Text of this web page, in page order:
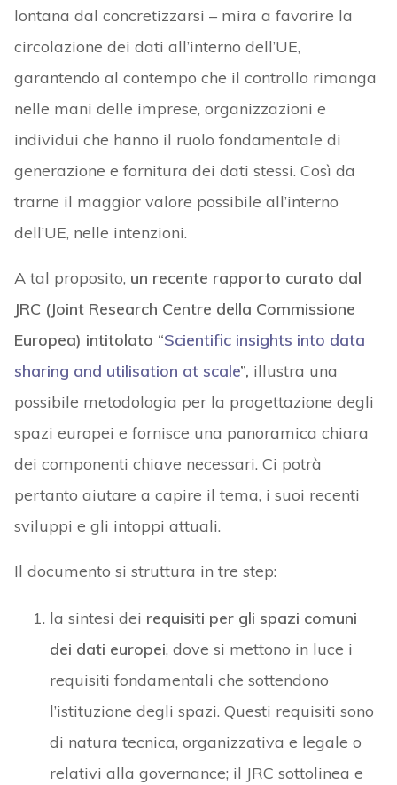
lontana dal concretizzarsi – mira a favorire la
circolazione dei dati all’interno dell’UE,
garantendo al contempo che il controllo rimanga
nelle mani delle imprese, organizzazioni e
individui che hanno il ruolo fondamentale di
generazione e fornitura dei dati stessi. Così da
trarne il maggior valore possibile all’interno
dell’UE, nelle intenzioni.
A tal proposito, un recente rapporto curato dal
JRC (Joint Research Centre della Commissione
Europea) intitolato “Scientific insights into data
sharing and utilisation at scale”, illustra una
possibile metodologia per la progettazione degli
spazi europei e fornisce una panoramica chiara
dei componenti chiave necessari. Ci potrà
pertanto aiutare a capire il tema, i suoi recenti
sviluppi e gli intoppi attuali.
Il documento si struttura in tre step:
la sintesi dei requisiti per gli spazi comuni
dei dati europei, dove si mettono in luce i
requisiti fondamentali che sottendono
l’istituzione degli spazi. Questi requisiti sono
di natura tecnica, organizzativa e legale o
relativi alla governance; il JRC sottolinea e